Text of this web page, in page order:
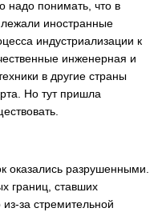
надо понимать, что в
иностранные
индустриализации к
инженерная и
в другие страны
Но тут пришла
оказались разрушенными.
границ, ставших
за стремительной